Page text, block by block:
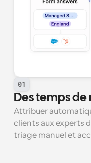
01
Des temps
Attribuer
clients aux experts
triage manuel et